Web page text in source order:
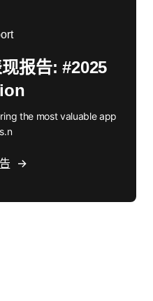
报告: #2025
the most valuable app